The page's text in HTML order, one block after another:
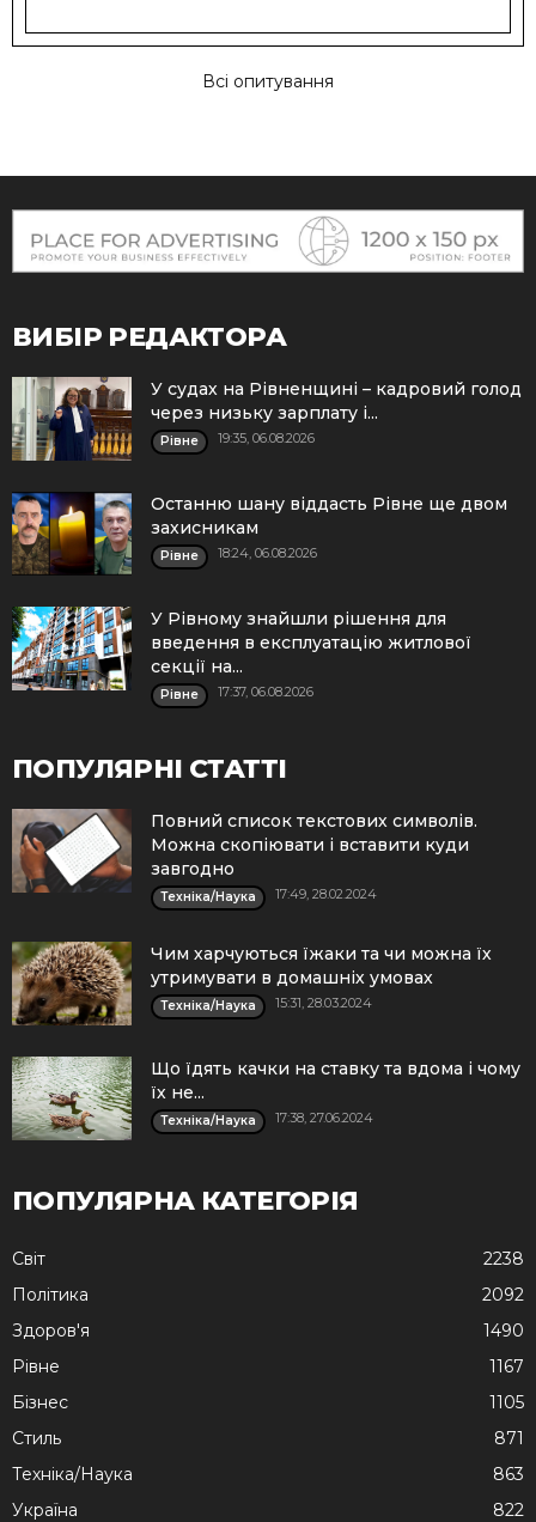
Всі опитування
ВИБІР РЕДАКТОРА
У судах на Рівненщині – кадровий голод
через низьку зарплату і...
Рівне 19:35, 06.08.2026
Останню шану віддасть Рівне ще двом
захисникам
Рівне 18:24, 06.08.2026
У Рівному знайшли рішення для
введення в експлуатацію житлової
секції на...
Рівне 17:37, 06.08.2026
ПОПУЛЯРНІ СТАТТІ
Повний список текстових символів.
Можна скопіювати і вставити куди
завгодно
Техніка/Наука 17:49, 28.02.2024
Чим харчуються їжаки та чи можна їх
утримувати в домашніх умовах
Техніка/Наука 15:31, 28.03.2024
Що їдять качки на ставку та вдома і чому
їх не...
Техніка/Наука 17:38, 27.06.2024
ПОПУЛЯРНА КАТЕГОРІЯ
Cвіт
2238
Політика
2092
Здоров'я
1490
Рівне
1167
Бізнес
1105
Стиль
871
Техніка/Наука
863
Україна
822